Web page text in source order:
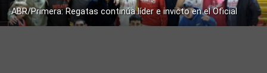
ABR/Primera: Regatas continúa líder e invicto en el Oficial